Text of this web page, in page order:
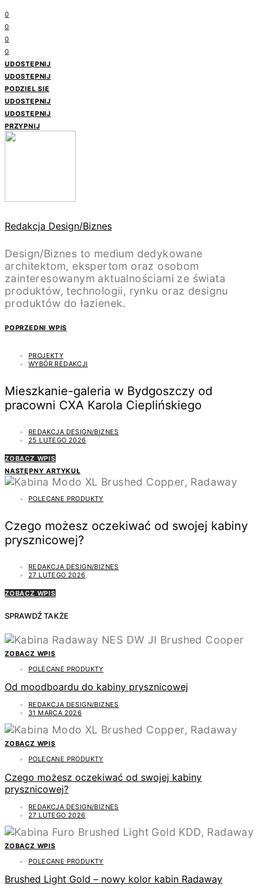
0
0
0
0
UDOSTĘPNIJ
UDOSTĘPNIJ
PODZIEL SIĘ
UDOSTĘPNIJ
UDOSTĘPNIJ
PRZYPNIJ
Redakcja Design/Biznes
Design/Biznes to medium dedykowane
architektom, ekspertom oraz osobom
zainteresowanym aktualnościami ze świata
produktów, technologii, rynku oraz designu
produktów do łazienek.
POPRZEDNI WPIS
PROJEKTY
WYBÓR REDAKCJI
Mieszkanie-galeria w Bydgoszczy od
pracowni CXA Karola Cieplińskiego
REDAKCJA DESIGN/BIZNES
25 LUTEGO 2026
ZOBACZ WPIS
NASTĘPNY ARTYKUŁ
POLECANE PRODUKTY
Czego możesz oczekiwać od swojej kabiny
prysznicowej?
REDAKCJA DESIGN/BIZNES
27 LUTEGO 2026
ZOBACZ WPIS
SPRAWDŹ TAKŻE
ZOBACZ WPIS
POLECANE PRODUKTY
Od moodboardu do kabiny prysznicowej
REDAKCJA DESIGN/BIZNES
31 MARCA 2026
ZOBACZ WPIS
POLECANE PRODUKTY
Czego możesz oczekiwać od swojej kabiny
prysznicowej?
REDAKCJA DESIGN/BIZNES
27 LUTEGO 2026
ZOBACZ WPIS
POLECANE PRODUKTY
Brushed Light Gold – nowy kolor kabin Radaway